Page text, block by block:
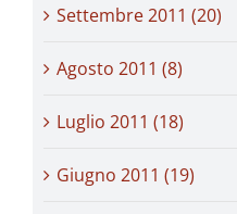
Settembre 2011 (20)
Agosto 2011 (8)
Luglio 2011 (18)
Giugno 2011 (19)